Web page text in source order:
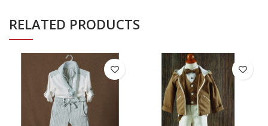
RELATED PRODUCTS